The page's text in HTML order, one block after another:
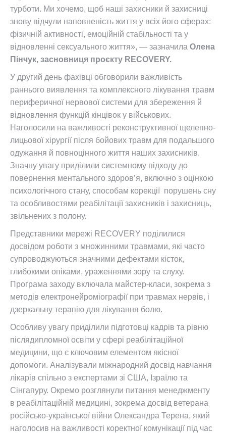
турботи. Ми хочемо, щоб наші захисники й захисниці
знову відчули наповненість життя у всіх його сферах:
фізичній активності, емоційній стабільності та у
відновленні сексуального життя», — зазначила Олена
Пінчук, засновниця проєкту RECOVERY.
У другий день фахівці обговорили важливість
раннього виявлення та комплексного лікування травм
периферичної нервової системи для збереження й
відновлення функцій кінцівок у військових.
Наголосили на важливості реконструктивної щелепно-
лицьової хірургії після бойових травм для подальшого
одужання й повноцінного життя наших захисників.
Значну увагу приділили системному підходу до
повернення ментального здоров’я, включно з оцінкою
психологічного стану, способам корекції порушень сну
та особливостями реабілітації захисників і захисниць,
звільнених з полону.
Представники мережі RECOVERY поділилися
досвідом роботи з множинними травмами, які часто
супроводжуються значними дефектами кісток,
глибокими опіками, ураженнями зору та слуху.
Програма заходу включала майстер-класи, зокрема з
методів електронейроміографії при травмах нервів, і
дзеркальну терапію для лікування болю.
Особливу увагу приділили підготовці кадрів та рівню
післядипломної освіти у сфері реабілітаційної
медицини, що є ключовим елементом якісної
допомоги. Аналізували міжнародний досвід навчання
лікарів спільно з експертами зі США, Ізраїлю та
Сінгапуру. Окремо розглянули питання менеджменту
в реабілітаційній медицині, зокрема досвід ветерана
російсько-української війни Олександра Терена, який
наголосив на важливості коректної комунікації під час